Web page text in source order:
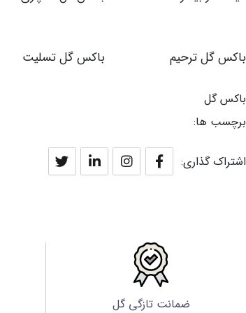
باکس گل ترحیم باکس گل تسلیت
باکس گل
برچسب ها:
اشتراک گذاری:
ضمانت تازگی گل